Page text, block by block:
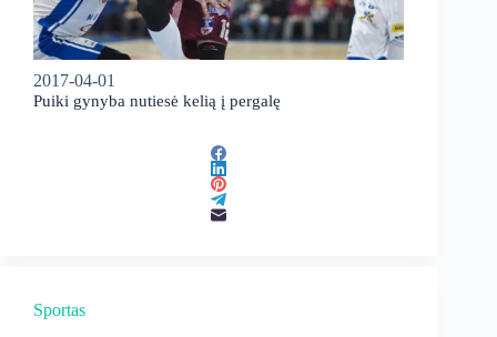
2017-04-01
Puiki gynyba nutiesė kelią į pergalę
Sportas